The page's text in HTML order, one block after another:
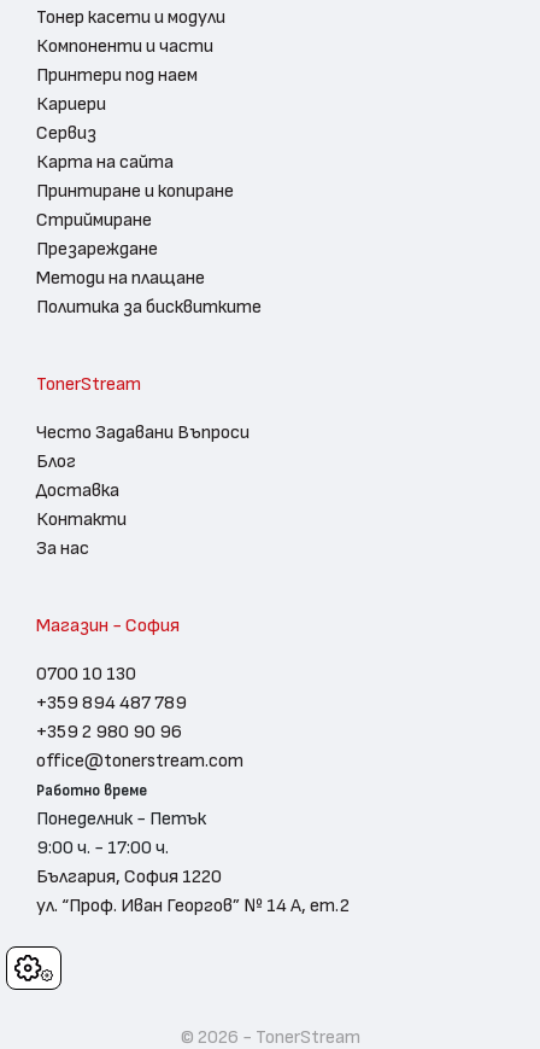
Cookies
Тонер касети и модули
Компоненти и части
Принтери под наем
Кариери
Сервиз
Карта на сайта
Принтиране и копиране
Стриймиране
Презареждане
Методи на плащане
Политика за бисквитките
TonerStream
Често Задавани Въпроси
Блог
Доставка
Контакти
За нас
Магазин - София
0700 10 130
+359 894 487 789
+359 2 980 90 96
office@tonerstream.com
Работно време
Понеделник - Петък
9:00 ч. - 17:00 ч.
България, София 1220
ул. “Проф. Иван Георгов” № 14 А, ет.2
© 2026 - TonerStream